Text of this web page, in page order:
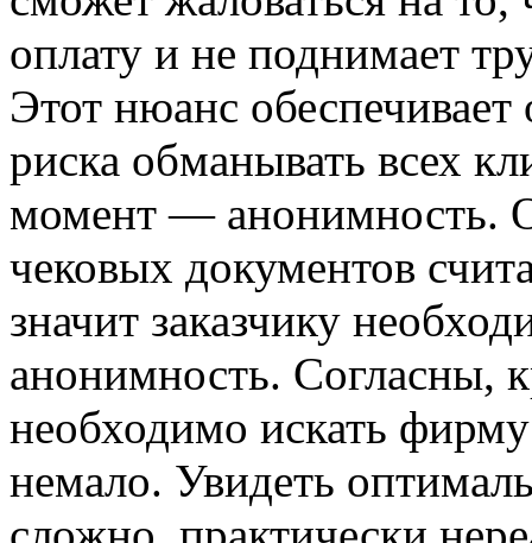
оплату и не поднимает
Этот нюанс
риска обманывать всех
момент — анонимность.
чековых документов
значит заказчику
анонимность. Согласны,
необходимо искать
немало. Увидеть